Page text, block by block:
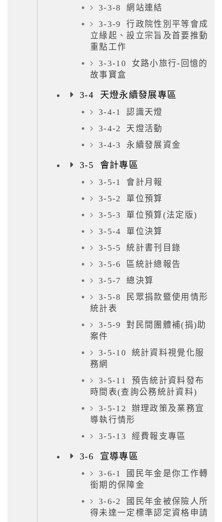
3-3-8 網站連結
3-3-9 行政院性別平等會成
立緣起、設立宗旨及首要推動
重點工作
3-3-10 女路小旅行-回憶的
故事寶盒
3-4 天燈永續發展專區
3-4-1 認識天燈
3-4-2 天燈活動
3-4-3 永續發展資金
3-5 會計專區
3-5-1 會計月報
3-5-2 單位預算
3-5-3 單位預算(法定版)
3-5-4 單位決算
3-5-5 統計書刊目錄
3-5-6 區統計總報告
3-5-7 總決算
3-5-8 民眾捐款暨使用情形
統計表
3-5-9 對民間團體補(捐)助
案件
3-5-10 統計資料視覺化服
務網
3-5-11 預告統計資料發布
時間表(查詢公務統計資料)
3-5-12 辦理政策及業務宣
導執行情形
3-5-13 經費報支專區
3-6 宣導專區
3-6-1 國民年金是你工作轉
銜期的保障金
3-6-2 國民年金被保險人所
得未達一定標準認定資格申請